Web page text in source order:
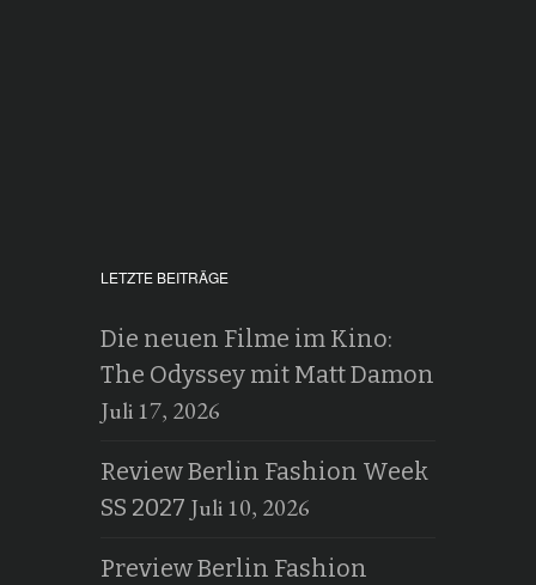
LETZTE BEITRÄGE
Die neuen Filme im Kino:
The Odyssey mit Matt Damon
Juli 17, 2026
Review Berlin Fashion Week
SS 2027 Juli 10, 2026
Preview Berlin Fashion